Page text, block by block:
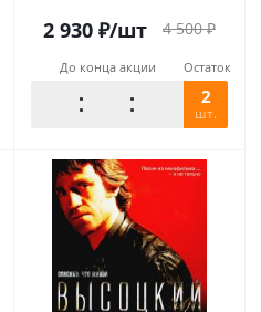
2 930 ₽/шт 4 500₽
До конца акции Остаток
2
шт.